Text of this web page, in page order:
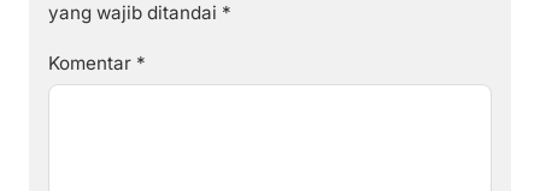
yang wajib ditandai *
Komentar *